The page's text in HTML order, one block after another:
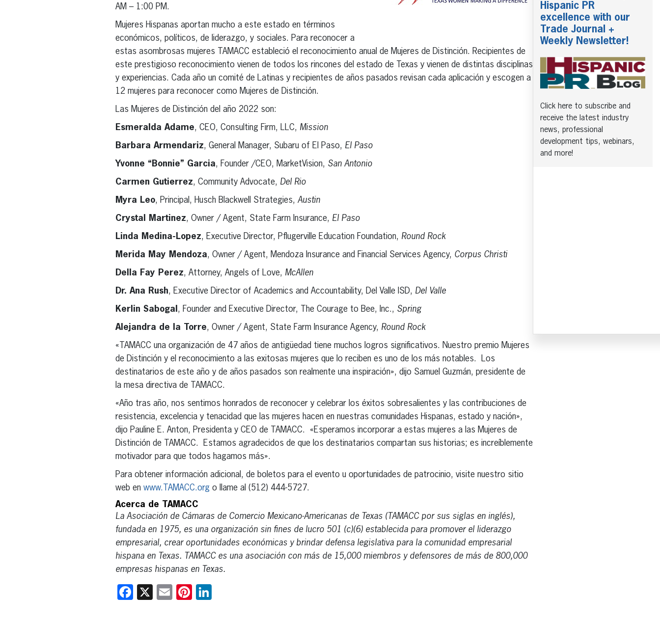
AM – 1:00 PM.
Mujeres Hispanas aportan mucho a este estado en términos
económicos, políticos, de liderazgo, y sociales. Para reconocer a
estas asombrosas mujeres TAMACC estableció el reconocimiento anual de Mujeres de Distinción. Recipientes de
este prestigioso reconocimiento vienen de todos los rincones del estado de Texas y vienen de distintas disciplinas
y experiencias. Cada año un comité de Latinas y recipientes de años pasados revisan cada aplicación y escogen a
12 mujeres para reconocer como Mujeres de Distinción.
Las Mujeres de Distinción del año 2022 son:
Esmeralda Adame, CEO, Consulting Firm, LLC, Mission
Barbara Armendariz, General Manager, Subaru of El Paso, El Paso
Yvonne “Bonnie” Garcia, Founder /CEO, MarketVision, San Antonio
Carmen Gutierrez, Community Advocate, Del Rio
Myra Leo, Principal, Husch Blackwell Strategies, Austin
Crystal Martinez, Owner / Agent, State Farm Insurance, El Paso
Linda Medina-Lopez, Executive Director, Pflugerville Education Foundation, Round Rock
Merida May Mendoza, Owner / Agent, Mendoza Insurance and Financial Services Agency, Corpus Christi
Della Fay Perez, Attorney, Angels of Love, McAllen
Dr. Ana Rush, Executive Director of Academics and Accountability, Del Valle ISD, Del Valle
Kerlin Sabogal , Founder and Executive Director, The Courage to Bee, Inc., Spring
Alejandra de la Torre, Owner / Agent, State Farm Insurance Agency, Round Rock
«TAMACC una organización de 47 años de antigüedad tiene muchos logros significativos. Nuestro premio Mujeres
de Distinción y el reconocimiento a las exitosas mujeres que lo reciben es uno de los más notables. Los
destinatarios de este año y de años pasados son realmente una inspiración», dijo Samuel Guzmán, presidente de
la mesa directiva de TAMACC.
«Año tras año, nos sentimos honrados de reconocer y celebrar los éxitos sobresalientes y las contribuciones de
resistencia, excelencia y tenacidad que las mujeres hacen en nuestras comunidades Hispanas, estado y nación»,
dijo Pauline E. Anton, Presidenta y CEO de TAMACC. «Esperamos incorporar a estas mujeres a las Mujeres de
Distinción de TAMACC. Estamos agradecidos de que los destinatarios compartan sus historias; es increíblemente
motivador para que todos hagamos más».
Para obtener información adicional, de boletos para el evento u oportunidades de patrocinio, visite nuestro sitio
web en www.TAMACC.orgo llame al (512) 444-5727.
Acerca de TAMACC
La Asociación de Cámaras de Comercio Mexicano-Americanas de Texas (TAMACC por sus siglas en inglés),
fundada en 1975, es una organización sin fines de lucro 501 (c)(6) establecida para promover el liderazgo
empresarial, crear oportunidades económicas y brindar defensa legislativa para la comunidad empresarial
hispana en Texas. TAMACC es una asociación con más de 15,000 miembros y defensores de más de 800,000
empresas hispanas en Texas.
Facebook
X EmailPinterest
Hispanic PR
excellence with our
Trade Journal +
Weekly Newsletter!
Click here to subscribe and
receive the latest industry
news, professional
development tips, webinars,
and more!